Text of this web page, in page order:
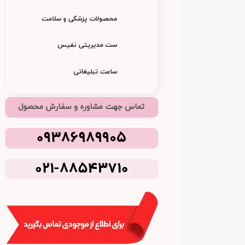
محصولات پزشکی و سلامت
ست مدیریتی نفیس
ساعت تبلیغاتی
تماس جهت مشاوره و سفارش محصول
09386989905
021-88543710